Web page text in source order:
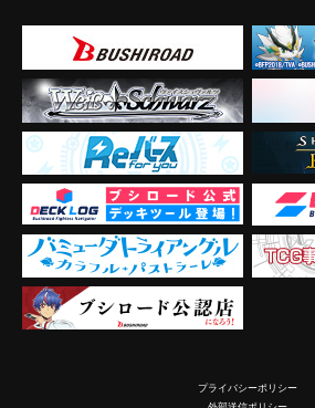
プライバシーポリシー